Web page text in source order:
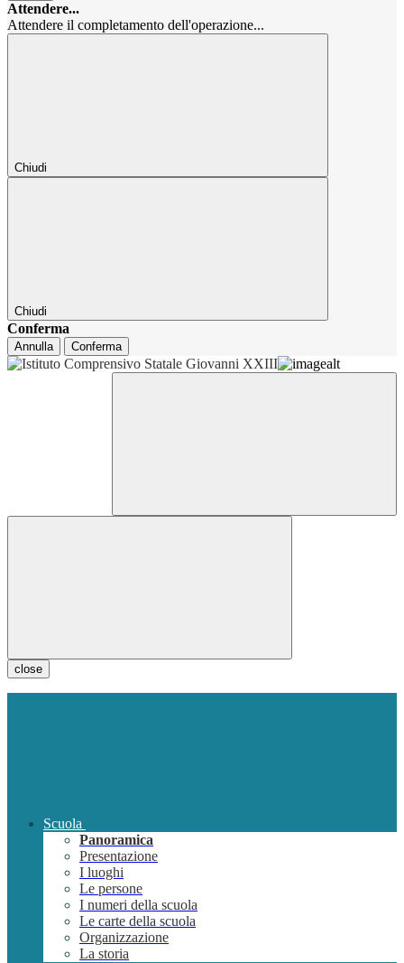
Attendere...
Attendere il completamento dell'operazione...
Chiudi
Chiudi
Conferma
Annulla Conferma
close
Scuola
Panoramica
Presentazione
I luoghi
Le persone
I numeri della scuola
Le carte della scuola
Organizzazione
La storia